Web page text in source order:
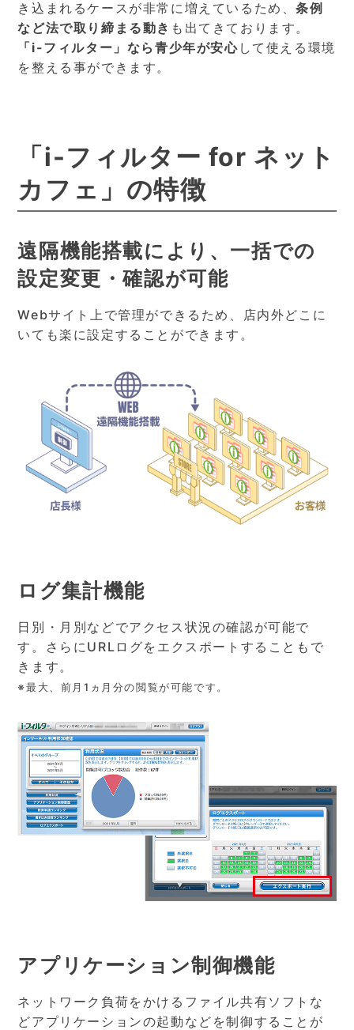
き込まれるケースが非常に増えているため、条例
など法で取り締まる動き も出てきております。
「i-フィルター」なら青少年が安心 して使える環境
を整える事ができます。
「​i-フィルター f​or ネット
カフェ」の特徴
遠隔機能搭載により、一括での
設定変更・確認が可能
Webサイト上で管理ができるため、店内外どこに
いても楽に設定することができます。
ログ集計機能
日別・月別などでアクセス状況の確認が可能で
す。さらにURLログをエクスポートすることもで
きます。
※最大、前月1ヵ月分の閲覧が可能です。
アプリケーション制御機能
ネットワーク負荷をかけるファイル共有ソフトな
どアプリケーションの起動などを制御することが